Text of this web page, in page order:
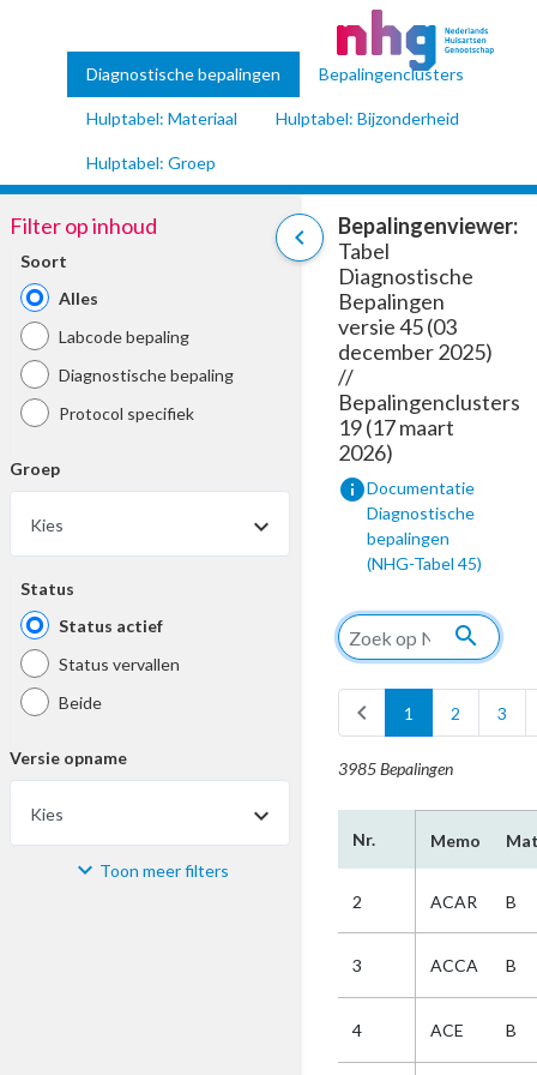
Diagnostische bepalingen Bepalingenclusters
Hulptabel: Materiaal Hulptabel: Bijzonderheid
Hulptabel: Groep
chevron_left
Filter op inhoud
Soort
Alles
Labcode bepaling
Diagnostische bepaling
Protocol specifiek
Groep
Kies
Status
Status actief
Status vervallen
Beide
Versie opname
Kies
Materiaal Toon meer filters
Bepalingenviewer:
Tabel
Diagnostische
Bepalingen
versie 45 (03
december 2025)
//
Bepalingenclusters
19 (17 maart
2026)
infoDocumentatie
Diagnostische
bepalingen
(NHG-Tabel 45)
search
chevron_left 1 2 3
3985 Bepalingen
Nr. Memo
2 ACAR B
3 ACCA B
4 ACE B